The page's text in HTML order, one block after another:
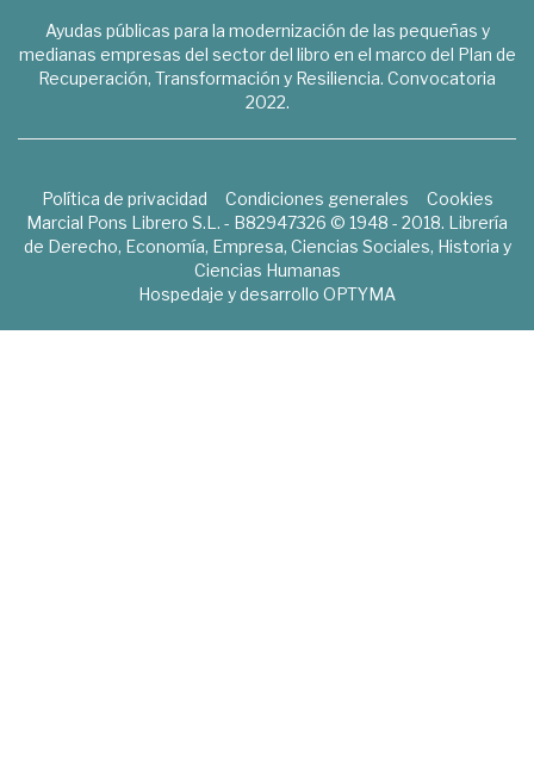
Ayudas públicas para la modernización de las pequeñas y
medianas empresas del sector del libro en el marco del Plan de
Recuperación, Transformación y Resiliencia. Convocatoria
2022.
Política de privacidad Condiciones generales
Cookies
Marcial Pons Librero S.L. - B82947326 © 1948 - 2018. Librería
de Derecho, Economía, Empresa, Ciencias Sociales, Historia y
Ciencias Humanas
Hospedaje y desarrollo OPTYMA